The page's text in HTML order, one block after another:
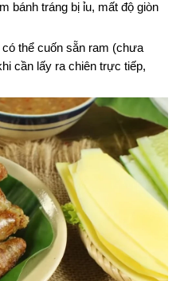
bánh tráng bị ỉu, mất độ giòn
thể cuốn sẵn ram (chưa
cần lấy ra chiên trực tiếp,